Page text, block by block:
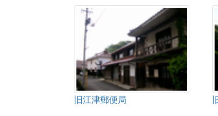
旧江津郵便局